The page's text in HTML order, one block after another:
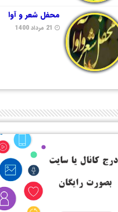
محفل شعر و آوا
21 مرداد 1400